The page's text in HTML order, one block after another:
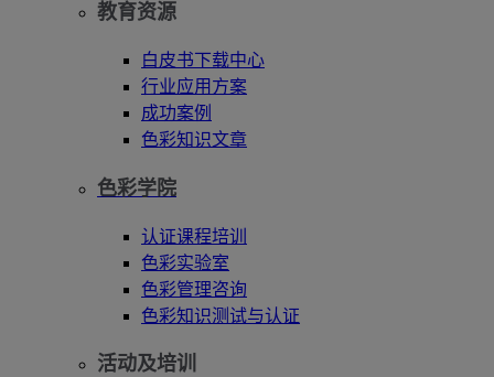
教育资源
白皮书下载中心
行业应用方案
成功案例
色彩知识文章
色彩学院
认证课程培训
色彩实验室
色彩管理咨询
色彩知识测试与认证
活动及培训